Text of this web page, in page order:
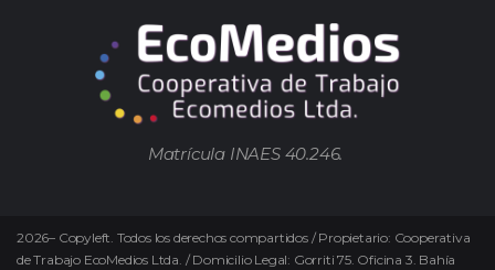
Matrícula INAES 40.246.
2026– Copyleft. Todos los derechos compartidos / Propietario: Cooperativa
de Trabajo EcoMedios Ltda. / Domicilio Legal: Gorriti 75. Oficina 3. Bahía